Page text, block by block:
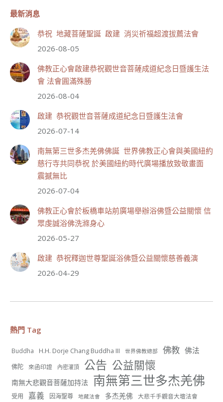
108 30 則留言
分享
世界佛教正心會
July 19, 2026, 1:40 AM
觀看更多
49 24 則留言
July 19, 2026, 1:38 AM
觀看更多
分享
最新消息
恭祝 地藏菩薩聖誕 啟建 消災祈福超渡拔薦法會
2026-08-05
佛教正心會啟建恭祝觀世音菩薩成道紀念日暨護生法
會 法會圓滿殊勝
2026-08-04
啟建 恭祝觀世音菩薩成道紀念日暨護生法會
2026-07-14
南無第三世多杰羌佛佛誕 世界佛教正心會與美國紐約
慈行寺共同恭祝 於美國紐約時代廣場播放致敬畫面
震撼無比
2026-07-04
佛教正心會於板橋車站前廣場舉辦浴佛暨公益關懷 信
眾虔誠浴佛洗滌身心
2026-05-27
啟建 恭祝釋迦世尊聖誕浴佛暨公益關懷慈善義演
2026-04-29
熱門 Tag
Buddha H.H. Dorje Chang Buddha III 世界佛教總部 佛教 佛法
佛陀 來函印證 內密灌頂 公告 公益關懷
南無大悲觀音菩薩加持法 南無第三世多杰羌佛
受用 嘉義 因海聖尊 地藏法會 多杰羌佛 大悲千手觀音大壇法會